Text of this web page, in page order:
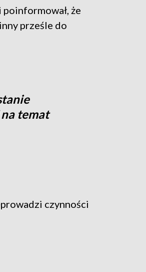
że
prześle do
temat
czynności